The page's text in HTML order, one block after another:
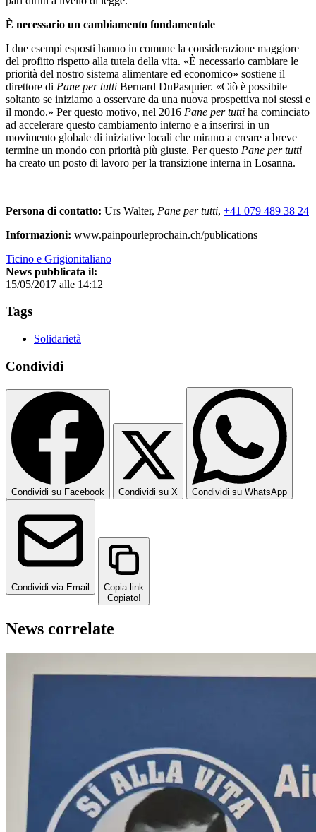
È necessario un cambiamento fondamentale
I due esempi esposti hanno in comune la considerazione maggiore
del profitto rispetto alla tutela della vita. «È necessario cambiare le
priorità del nostro sistema alimentare ed economico» sostiene il
direttore di Pane per tutti Bernard DuPasquier. «Ciò è possibile
soltanto se iniziamo a osservare da una nuova prospettiva noi stessi e
il mondo.» Per questo motivo, nel 2016 Pane per tutti ha cominciato
ad accelerare questo cambiamento interno e a inserirsi in un
movimento globale di iniziative locali che mirano a creare a breve
termine un mondo con priorità più giuste. Per questo Pane per tutti
ha creato un posto di lavoro per la transizione interna in Losanna.
Persona di contatto: Urs Walter, Pane per tutti, +41 079 489 38 24
Informazioni: www.painpourleprochain.ch/publications
Ticino e Grigionitaliano
News pubblicata il:
15/05/2017 alle 14:12
Tags
Solidarietà
Condividi
Condividi su Facebook Condividi su X Condividi su WhatsApp
Condividi via Email
Copia link
Copiato!
News correlate